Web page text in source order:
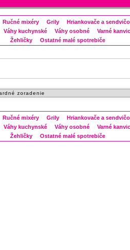
Ručné mixéry Grily Hriankovače a
Váhy kuchynské Váhy osobné Varné
Žehličky
Ostatné malé spotrebiče
Ručné mixéry Grily Hriankovače a
Váhy kuchynské Váhy osobné Varné
Žehličky
Ostatné malé spotrebiče